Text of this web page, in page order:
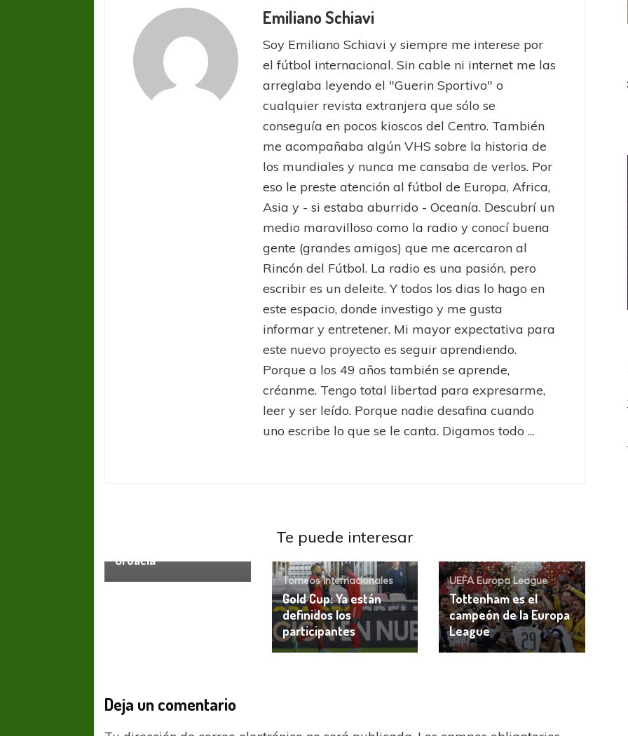
Emiliano Schiavi
Soy Emiliano Schiavi y siempre me interese por
el fútbol internacional. Sin cable ni internet me las
arreglaba leyendo el "Guerin Sportivo" o
cualquier revista extranjera que sólo se
conseguía en pocos kioscos del Centro. También
me acompañaba algún VHS sobre la historia de
los mundiales y nunca me cansaba de verlos. Por
eso le preste atención al fútbol de Europa, Africa,
Asia y - si estaba aburrido - Oceanía. Descubrí un
medio maravilloso como la radio y conocí buena
gente (grandes amigos) que me acercaron al
Rincón del Fútbol. La radio es una pasión, pero
escribir es un deleite. Y todos los dias lo hago en
este espacio, donde investigo y me gusta
informar y entretener. Mi mayor expectativa para
este nuevo proyecto es seguir aprendiendo.
Porque a los 49 años también se aprende,
créanme. Tengo total libertad para expresarme,
leer y ser leído. Porque nadie desafina cuando
uno escribe lo que se le canta. Digamos todo ...
Te puede interesar
Croacia
Torneos Internacionales
Gold Cup: Ya están
definidos los
participantes
Torneos Internacionales
UEFA Europa League
Tottenham es el
campeón de la Europa
League
Deja un comentario
FÚTBOL FEMENINO
REGIONAL AMATEUR
Ajustada caída de Verónica en Alejandro
FÚTBOL FEMENINO
REGIONAL AMATEUR
Verónica jugará ante Estrella del Sur en el
Federal
FÚTBOL FEMENINO
LIGA DE LA COSTA
Las campeonas festejaron ante su gente